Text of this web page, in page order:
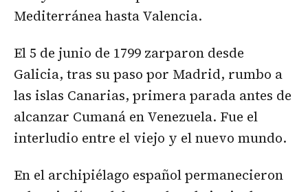
Mediterránea hasta Valencia.
El 5 de junio de 1799 zarparon desde
Galicia, tras su paso por Madrid, rumbo a
las islas Canarias, primera parada antes de
alcanzar Cumaná en Venezuela. Fue el
interludio entre el viejo y el nuevo mundo.
En el archipiélago español permanecieron